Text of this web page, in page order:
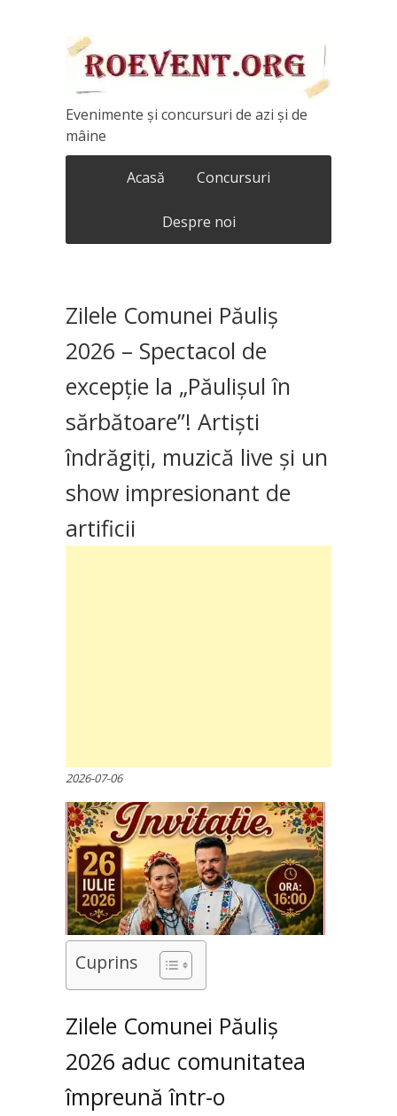
Evenimente și concursuri de azi și de
mâine
Acasă Concursuri
Despre noi
Zilele Comunei Păuliș
2026 – Spectacol de
excepție la „Păulișul în
sărbătoare”! Artiști
îndrăgiți, muzică live și un
show impresionant de
artificii
2026-07-06
Cuprins
Zilele Comunei Păuliș
2026 aduc comunitatea
împreună într-o